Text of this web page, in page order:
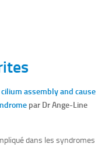
assembly and cause
par Dr Ange-Line
dans les syndromes